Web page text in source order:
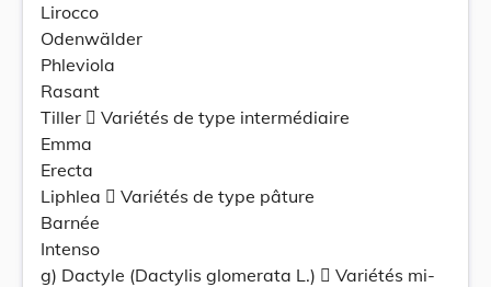
Lirocco
Odenwälder
Phleviola
Rasant
Tiller  Variétés de type intermédiaire
Emma
Erecta
Liphlea  Variétés de type pâture
Barnée
Intenso
g) Dactyle (Dactylis glomerata L.)  Variétés mi-